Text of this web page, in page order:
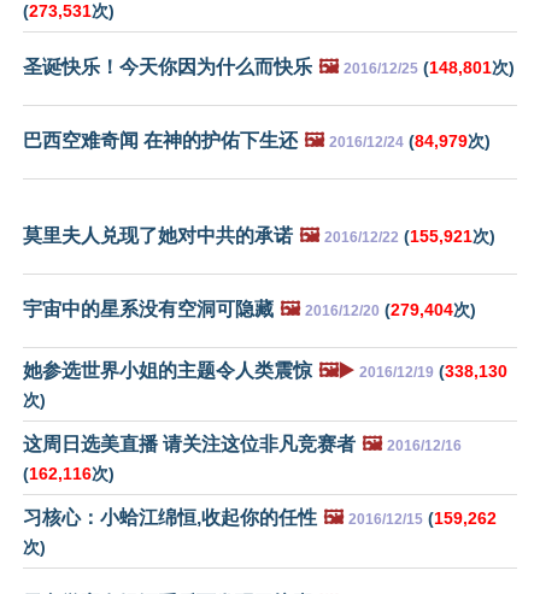
(273,531次)
圣诞快乐！今天你因为什么而快乐 🖼️ 2016/12/25 (148,801次)
巴西空难奇闻 在神的护佑下生还 🖼️ 2016/12/24 (84,979次)
莫里夫人兑现了她对中共的承诺 🖼️ 2016/12/22 (155,921次)
宇宙中的星系没有空洞可隐藏 🖼️ 2016/12/20 (279,404次)
她参选世界小姐的主题令人类震惊 🖼️▶️ 2016/12/19 (338,130
次)
这周日选美直播 请关注这位非凡竞赛者 🖼️ 2016/12/16
(162,116次)
习核心：小蛤江绵恒,收起你的任性 🖼️ 2016/12/15 (159,262
次)